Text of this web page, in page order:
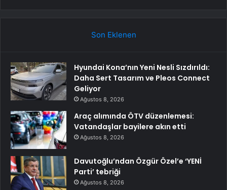
Son Eklenen
Hyundai Kona’nın Yeni Nesli Sızdırıldı:
Daha Sert Tasarım ve Pleos Connect
Geliyor
Ağustos 8, 2026
Araç alımında ÖTV düzenlemesi:
Vatandaşlar bayilere akın etti
Ağustos 8, 2026
Davutoğlu’ndan Özgür Özel’e ‘YENİ
Parti’ tebriği
Ağustos 8, 2026